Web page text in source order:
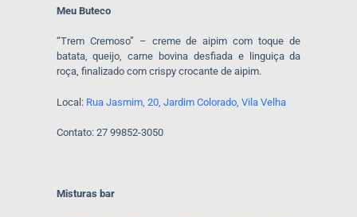
Meu Buteco
“Trem Cremoso” – creme de aipim com toque de
batata, queijo, carne bovina desfiada e linguiça da
roça, finalizado com crispy crocante de aipim.
Local: Rua Jasmim, 20, Jardim Colorado, Vila Velha
Contato: 27 99852-3050
Misturas bar